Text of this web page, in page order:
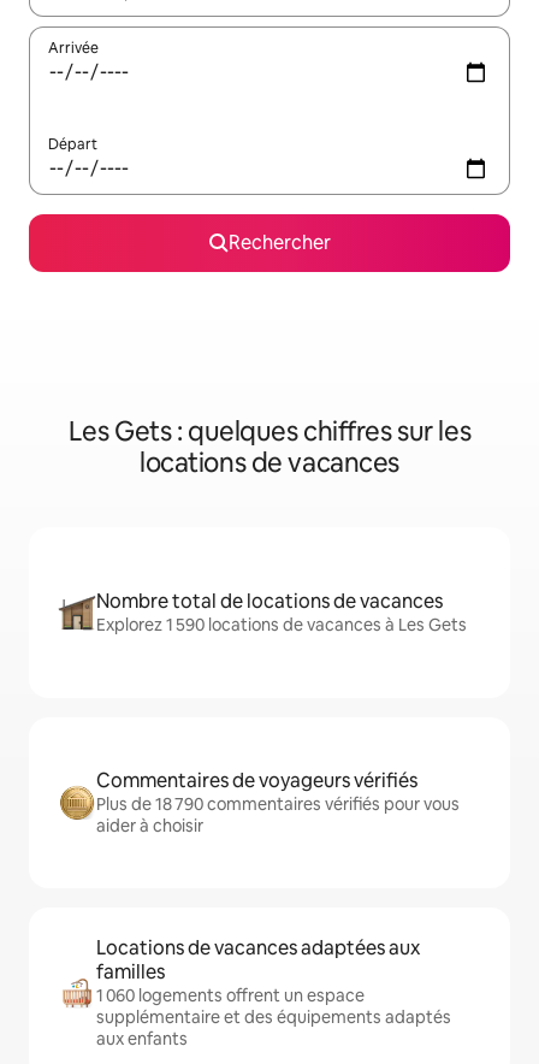
Arrivée
Départ
Rechercher
Les Gets : quelques chiffres sur les
locations de vacances
Nombre total de locations de vacances
Explorez 1 590 locations de vacances à Les Gets
Commentaires de voyageurs vérifiés
Plus de 18 790 commentaires vérifiés pour vous
aider à choisir
Locations de vacances adaptées aux
familles
1 060 logements offrent un espace
supplémentaire et des équipements adaptés
aux enfants